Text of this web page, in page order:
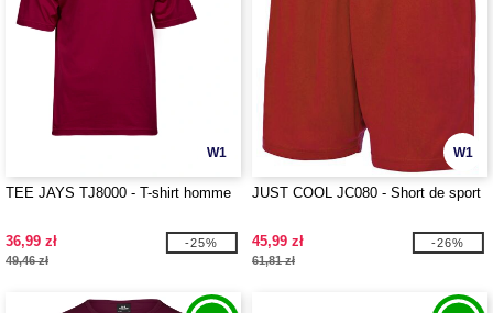
W1
TEE JAYS TJ8000 - T-shirt homme
36,99 zł
49,46 zł
-25%
W1
JUST COOL JC080 - Short de sport
45,99 zł
61,81 zł
-26%